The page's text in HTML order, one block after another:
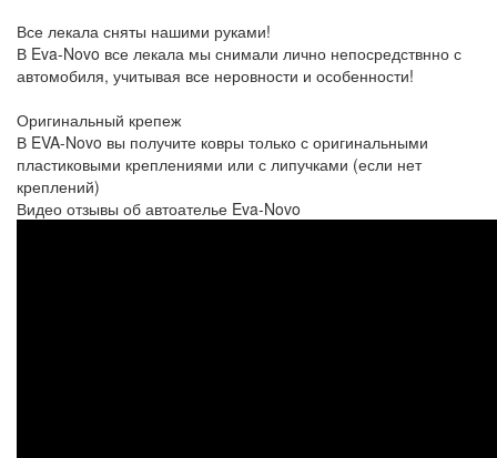
Все лекала сняты нашими руками!
В Eva-Novo все лекала мы снимали лично непосредствнно с
автомобиля, учитывая все неровности и особенности!
Оригинальный крепеж
В EVA-Novo вы получите ковры только с оригинальными
пластиковыми креплениями или с липучками (если нет
креплений)
Видео отзывы об автоателье Eva-Novo